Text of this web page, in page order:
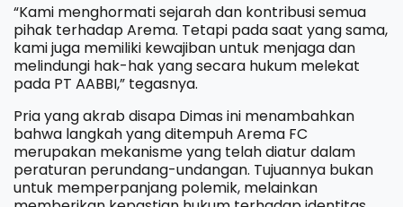
“Kami menghormati sejarah dan kontribusi semua
pihak terhadap Arema. Tetapi pada saat yang sama,
kami juga memiliki kewajiban untuk menjaga dan
melindungi hak-hak yang secara hukum melekat
pada PT AABBI,” tegasnya.
Pria yang akrab disapa Dimas ini menambahkan
bahwa langkah yang ditempuh Arema FC
merupakan mekanisme yang telah diatur dalam
peraturan perundang-undangan. Tujuannya bukan
untuk memperpanjang polemik, melainkan